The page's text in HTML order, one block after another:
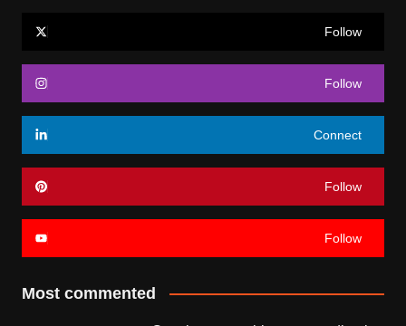
Follow
Follow
Connect
Follow
Follow
Most commented